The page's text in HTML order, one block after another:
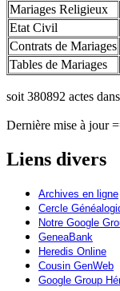
Mariages Religieux
Etat Civil
Contrats de Mariages
Tables de Mariages
soit 380892 actes
Dernière mise à jour
Liens divers
Archives en ligne
Cercle
Notre Google
GeneaBank
Heredis Online
Cousin GenWeb
Google Group